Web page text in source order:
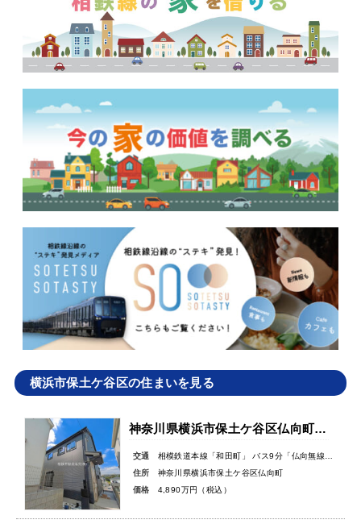
横浜市保土ケ谷区の住まいを見る
神奈川県横浜市保土ケ谷区仏向町新築戸建
交通
相模鉄道本線「和田町」 バス9分「仏向無線塔」バス停徒歩3分
住所
神奈川県横浜市保土ケ谷区仏向町
価格
4,890万円（税込）